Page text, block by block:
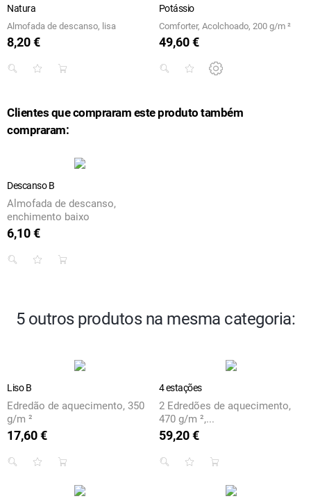
Natura
Almofada de descanso, lisa
Preço
8,20 €
Potássio
Comforter, Acolchoado, 200 g/m ²
Preço
49,60 €
Clientes que compraram este produto também
compraram:
Descanso B
Almofada de descanso,
enchimento baixo
Preço
6,10 €
5 outros produtos na mesma categoria:
Liso B
Edredão de aquecimento, 350
g/m ²
Preço
17,60 €
4 estações
2 Edredões de aquecimento,
470 g/m ²,...
Preço
59,20 €